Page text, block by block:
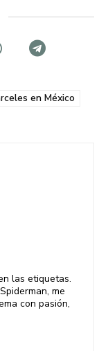
en México
las etiquetas.
me
con pasión,